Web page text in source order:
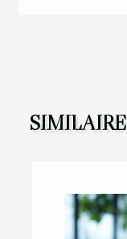
SIMILAIRE